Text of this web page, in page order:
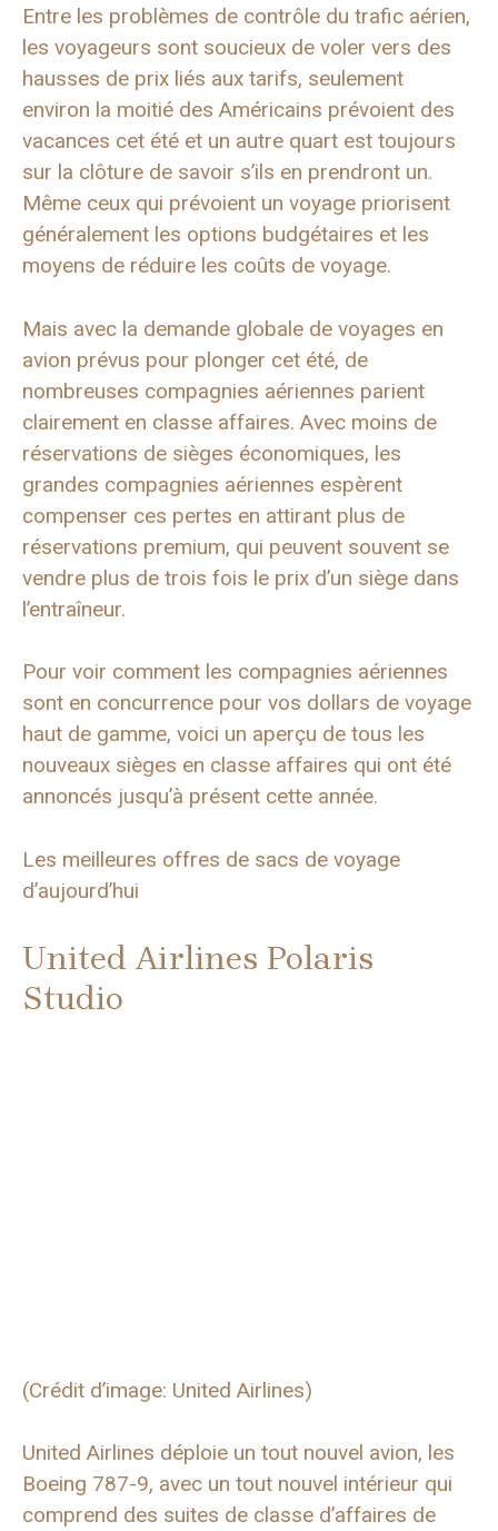
Entre les problèmes de contrôle du trafic aérien,
les voyageurs sont soucieux de voler vers des
hausses de prix liés aux tarifs, seulement
environ la moitié des Américains prévoient des
vacances cet été et un autre quart est toujours
sur la clôture de savoir s’ils en prendront un.
Même ceux qui prévoient un voyage priorisent
généralement les options budgétaires et les
moyens de réduire les coûts de voyage.
Mais avec la demande globale de voyages en
avion prévus pour plonger cet été, de
nombreuses compagnies aériennes parient
clairement en classe affaires. Avec moins de
réservations de sièges économiques, les
grandes compagnies aériennes espèrent
compenser ces pertes en attirant plus de
réservations premium, qui peuvent souvent se
vendre plus de trois fois le prix d’un siège dans
l’entraîneur.
Pour voir comment les compagnies aériennes
sont en concurrence pour vos dollars de voyage
haut de gamme, voici un aperçu de tous les
nouveaux sièges en classe affaires qui ont été
annoncés jusqu’à présent cette année.
Les meilleures offres de sacs de voyage
d’aujourd’hui
United Airlines Polaris
Studio
(Crédit d’image: United Airlines)
United Airlines déploie un tout nouvel avion, les
Boeing 787-9, avec un tout nouvel intérieur qui
comprend des suites de classe d’affaires de